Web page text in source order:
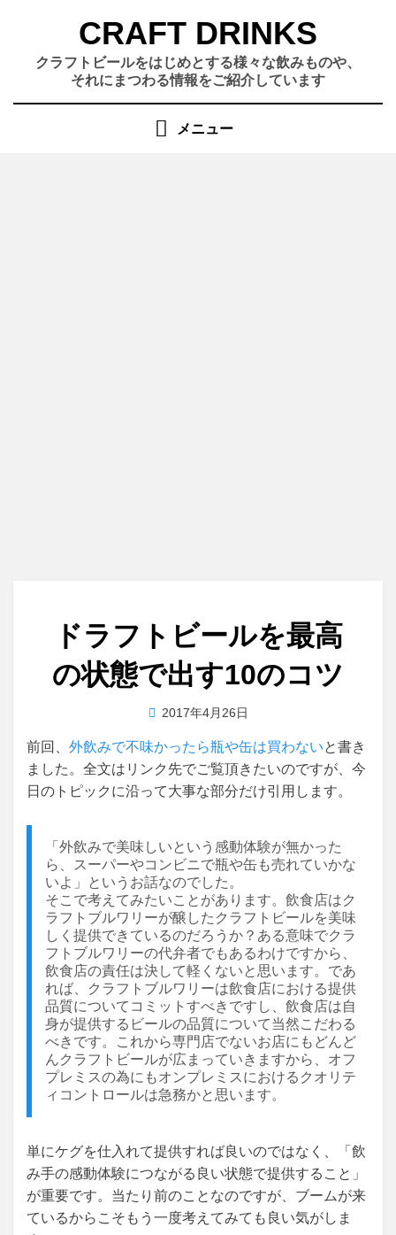
CRAFT DRINKS
クラフトビールをはじめとする様々な飲みものや、
それにまつわる情報をご紹介しています
メニュー
ドラフトビールを最高
の状態で出す10のコツ
投稿者master
投
日:
2017年4月26日
前回、 外飲みで不味かったら瓶や缶は買わないと書き
ました。全文はリンク先でご覧頂きたいのですが、今
日のトピックに沿って大事な部分だけ引用します。
「外飲みで美味しいという感動体験が無かった
ら、スーパーやコンビニで瓶や缶も売れていかな
いよ」というお話なのでした。
そこで考えてみたいことがあります。飲食店はク
ラフトブルワリーが醸したクラフトビールを美味
しく提供できているのだろうか？ある意味でクラ
フトブルワリーの代弁者でもあるわけですから、
飲食店の責任は決して軽くないと思います。であ
れば、クラフトブルワリーは飲食店における提供
品質についてコミットすべきですし、飲食店は自
身が提供するビールの品質について当然こだわる
べきです。これから専門店でないお店にもどんど
んクラフトビールが広まっていきますから、オフ
プレミスの為にもオンプレミスにおけるクオリテ
ィコントロールは急務かと思います。
単にケグを仕入れて提供すれば良いのではなく、「飲
み手の感動体験につながる良い状態で提供すること」
が重要です。当たり前のことなのですが、ブームが来
ているからこそもう一度考えてみても良い気がしま